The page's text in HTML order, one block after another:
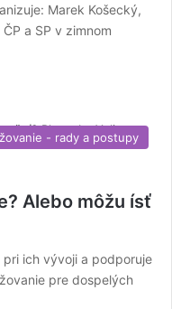
Marek Košecký,
a SP v zimnom
- rady a postupy
Alebo môžu ísť
ich vývoji a podporuje
pre dospelých